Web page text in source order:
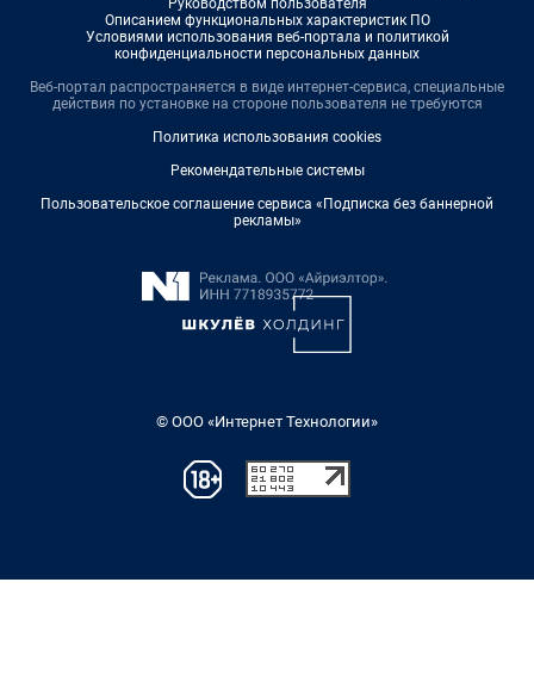
Руководством пользователя
Описанием функциональных характеристик ПО
Условиями использования веб-портала и политикой
конфиденциальности персональных данных
Веб-портал распространяется в виде интернет-сервиса, специальные
действия по установке на стороне пользователя не требуются
Политика использования cookies
Рекомендательные системы
Пользовательское соглашение сервиса «Подписка без баннерной
рекламы»
© ООО «Интернет Технологии»